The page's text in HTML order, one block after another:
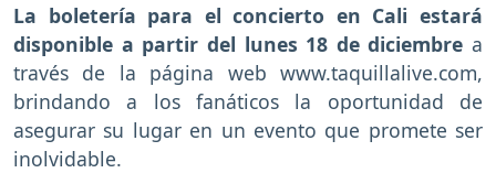
La boletería para el concierto en Cali estará
disponible a partir del lunes 18 de diciembre a
través de la página web www.taquillalive.com,
brindando a los fanáticos la oportunidad de
asegurar su lugar en un evento que promete ser
inolvidable.